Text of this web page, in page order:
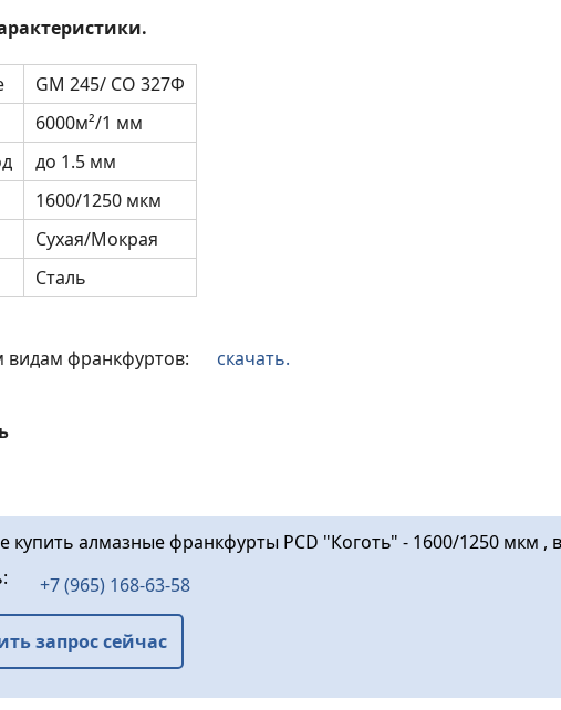
GM 245/ СО 327Ф
6000м²/1 мм
до 1.5 мм
1600/1250 мкм
Сухая/Мокрая
Сталь
видам франкфуртов: скачать.
купить алмазные франкфурты PCD "Коготь" - 1600/1250 мкм ,
+7 (965) 168-63-58
запрос сейчас